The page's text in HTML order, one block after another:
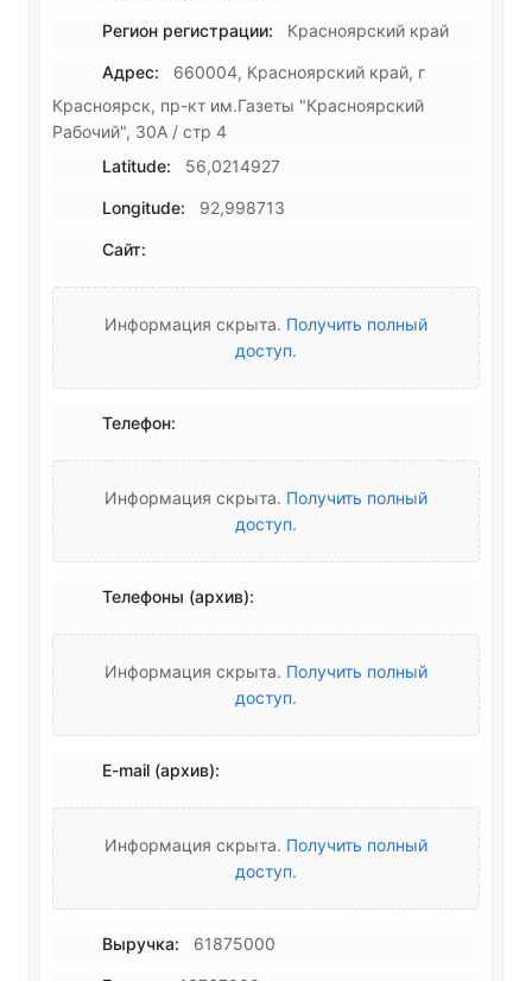
Регион регистрации: Красноярский край
Адрес:
660004, Красноярский край, г
Красноярск, пр-кт им.Газеты "Красноярский
Рабочий", 30А / стр 4
Latitude:
56,0214927
Longitude: 92,998713
Сайт:
Информация скрыта. Получить полный
доступ.
Телефон:
Информация скрыта. Получить полный
доступ.
Телефоны (архив):
Информация скрыта. Получить полный
доступ.
E-mail (архив):
Информация скрыта. Получить полный
доступ.
Выручка: 61875000